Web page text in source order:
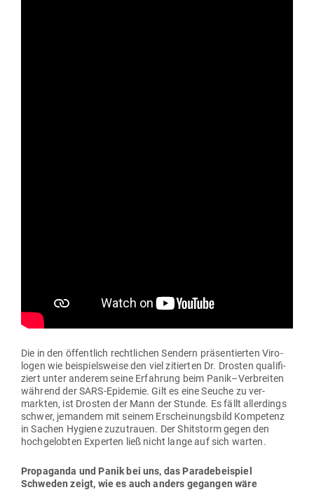
Die in den öffentlich recht­lichen Sendern prä­sen­tierten Viro­
logen wie bei­spiels­weise den viel zitierten Dr. Drosten qua­li­fi­
ziert unter anderem seine Erfahrung beim Panik–Verbreiten
während der SARS-Epi­demie. Gilt es eine Seuche zu ver­
markten, ist Drosten der Mann der Stunde. Es fällt aller­dings
schwer, jemandem mit seinem Erschei­nungsbild Kom­petenz
in Sachen Hygiene zuzu­trauen. Der Shit­storm gegen den
hoch­ge­lobten Experten ließ nicht lange auf sich warten.
Pro­pa­ganda und Panik bei uns, das Para­de­bei­spiel
Schweden zeigt, wie es auch anders gegangen wäre